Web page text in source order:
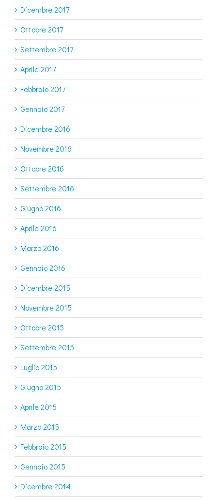
Dicembre 2017
Ottobre 2017
Settembre 2017
Aprile 2017
Febbraio 2017
Gennaio 2017
Dicembre 2016
Novembre 2016
Ottobre 2016
Settembre 2016
Giugno 2016
Aprile 2016
Marzo 2016
Gennaio 2016
Dicembre 2015
Novembre 2015
Ottobre 2015
Settembre 2015
Luglio 2015
Giugno 2015
Aprile 2015
Marzo 2015
Febbraio 2015
Gennaio 2015
Dicembre 2014